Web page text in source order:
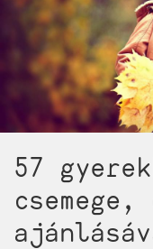
képkönyv
minden
57